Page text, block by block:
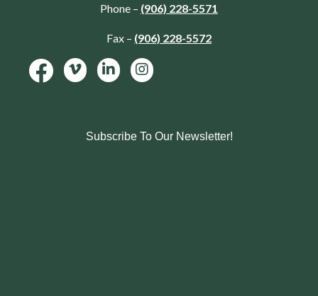
Phone – (906) 228-5571
Fax – (906) 228-5572
Subscribe To Our Newsletter!